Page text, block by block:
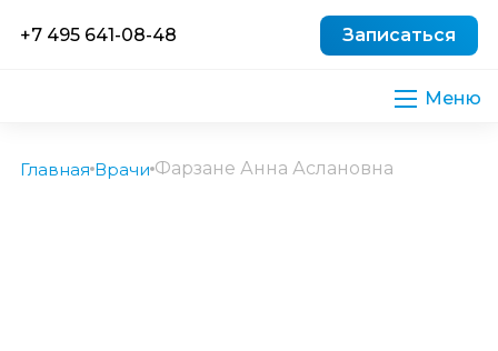
+7 495 641-08-48 Записаться
Главная Врачи Фарзане Анна Аслановна